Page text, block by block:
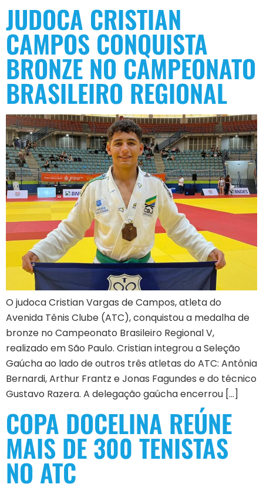
JUDOCA CRISTIAN
CAMPOS CONQUISTA
BRONZE NO CAMPEONATO
BRASILEIRO REGIONAL
O judoca Cristian Vargas de Campos, atleta do
Avenida Tênis Clube (ATC), conquistou a medalha de
bronze no Campeonato Brasileiro Regional V,
realizado em São Paulo. Cristian integrou a Seleção
Gaúcha ao lado de outros três atletas do ATC: Antônia
Bernardi, Arthur Frantz e Jonas Fagundes e do técnico
Gustavo Razera. A delegação gaúcha encerrou […]
COPA DOCELINA REÚNE
MAIS DE 300 TENISTAS
NO ATC